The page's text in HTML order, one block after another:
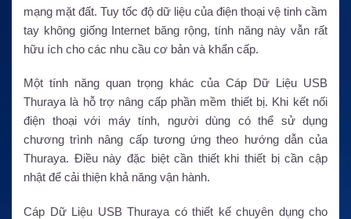
mạng mặt đất. Tuy tốc độ dữ liệu của điện thoại vệ tinh cầm
tay không giống Internet băng rộng, tính năng này vẫn rất
hữu ích cho các nhu cầu cơ bản và khẩn cấp.
Một tính năng quan trọng khác của Cáp Dữ Liệu USB
Thuraya là hỗ trợ nâng cấp phần mềm thiết bị. Khi kết nối
điện thoại với máy tính, người dùng có thể sử dụng
chương trình nâng cấp tương ứng theo hướng dẫn của
Thuraya. Điều này đặc biệt cần thiết khi thiết bị cần cập
nhật để cải thiện khả năng vận hành.
Cáp Dữ Liệu USB Thuraya có thiết kế chuyên dụng cho